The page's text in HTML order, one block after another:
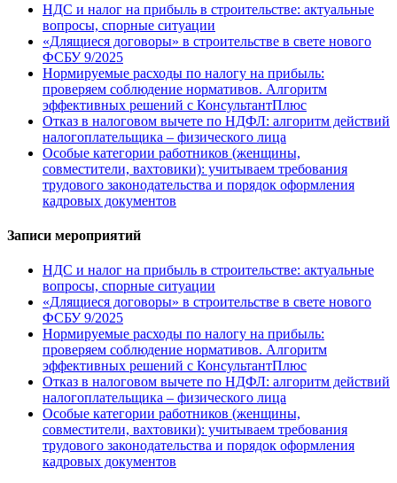
НДС и налог на прибыль в строительстве: актуальные
вопросы, спорные ситуации
«Длящиеся договоры» в строительстве в свете нового
ФСБУ 9/2025
Нормируемые расходы по налогу на прибыль:
проверяем соблюдение нормативов. Алгоритм
эффективных решений с КонсультантПлюс
Отказ в налоговом вычете по НДФЛ: алгоритм действий
налогоплательщика – физического лица
Особые категории работников (женщины,
совместители, вахтовики): учитываем требования
трудового законодательства и порядок оформления
кадровых документов
Записи мероприятий
НДС и налог на прибыль в строительстве: актуальные
вопросы, спорные ситуации
«Длящиеся договоры» в строительстве в свете нового
ФСБУ 9/2025
Нормируемые расходы по налогу на прибыль:
проверяем соблюдение нормативов. Алгоритм
эффективных решений с КонсультантПлюс
Отказ в налоговом вычете по НДФЛ: алгоритм действий
налогоплательщика – физического лица
Особые категории работников (женщины,
совместители, вахтовики): учитываем требования
трудового законодательства и порядок оформления
кадровых документов